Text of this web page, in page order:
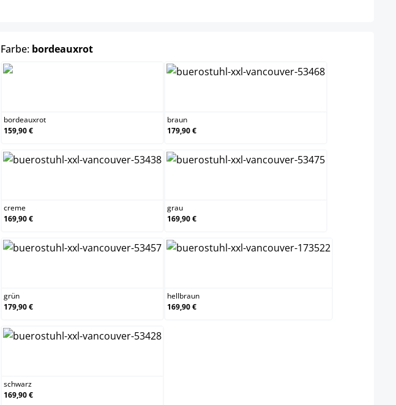
Farbe: bordeauxrotauswählen
bordeauxrot
159,90 €
braun
179,90 €
creme
169,90 €
grau
169,90 €
grün
179,90 €
hellbraun
169,90 €
schwarz
169,90 €